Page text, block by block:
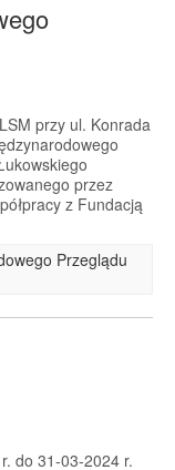
przy ul. Konrada
przez
z Fundacją
Przeglądu
do 31-03-2024 r.